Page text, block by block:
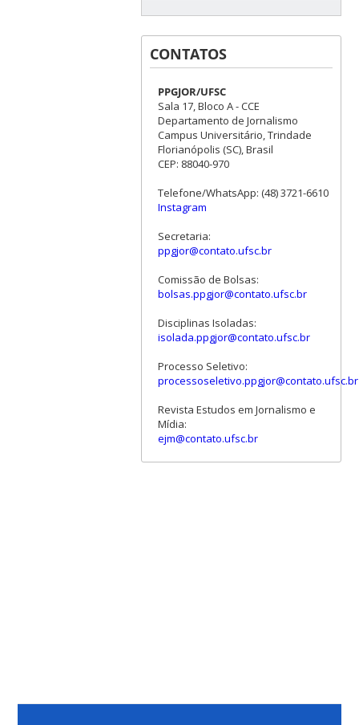
CONTATOS
PPGJOR/UFSC
Sala 17, Bloco A - CCE
Departamento de Jornalismo
Campus Universitário, Trindade
Florianópolis (SC), Brasil
CEP: 88040-970
Telefone/WhatsApp: (48) 3721-6610
Instagram
Secretaria:
ppgjor@contato.ufsc.br
Comissão de Bolsas:
bolsas.ppgjor@contato.ufsc.br
Disciplinas Isoladas:
isolada.ppgjor@contato.ufsc.br
Processo Seletivo:
processoseletivo.ppgjor@contato.ufsc.br
Revista Estudos em Jornalismo e
Mídia:
ejm@contato.ufsc.br